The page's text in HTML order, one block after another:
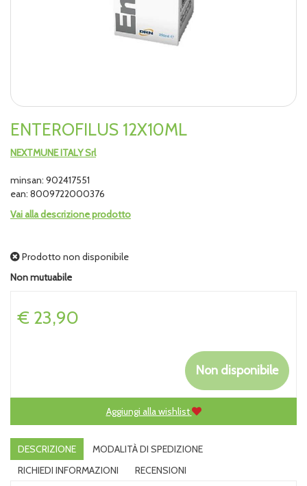
ENTEROFILUS 12X10ML
NEXTMUNE ITALY Srl
minsan: 902417551
ean: 8009722000376
Vai alla descrizione prodotto
Prodotto non disponibile
Non mutuabile
Prezzo
€ 23,90
Non disponibile
Aggiungi alla wishlist
DESCRIZIONE
MODALITÀ DI SPEDIZIONE
RICHIEDI INFORMAZIONI
RECENSIONI